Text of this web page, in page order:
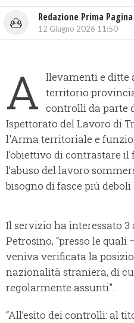
Redazione Prima Pagina
12 Giugno 2026 11:50
A llevamenti e ditte
territorio
controlli da parte
Ispettorato del Lavoro di
l'Arma territoriale e
l’obiettivo di contrastare
l’abuso del lavoro
bisogno di fasce più
Il servizio ha interessato 3
Petrosino, “presso le
veniva verificata la
nazionalità straniera, di
regolarmente assunti”.
“All’esito dei controlli: al